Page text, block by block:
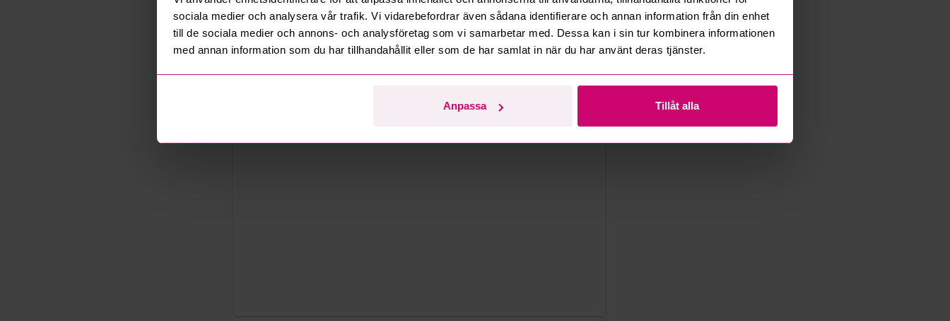
sociala medier och analysera vår trafik. Vi vidarebefordrar även sådana identifierare och annan information från din enhet
till de sociala medier och annons- och analysföretag som vi samarbetar med. Dessa kan i sin tur kombinera informationen
med annan information som du har tillhandahållit eller som de har samlat in när du har använt deras tjänster.
Anpassa Tillåt alla
Export
Not allowed
Säljare